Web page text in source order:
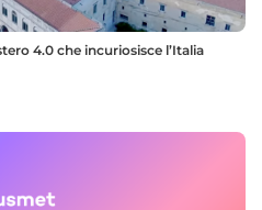
4.0 che incuriosisce l’Italia